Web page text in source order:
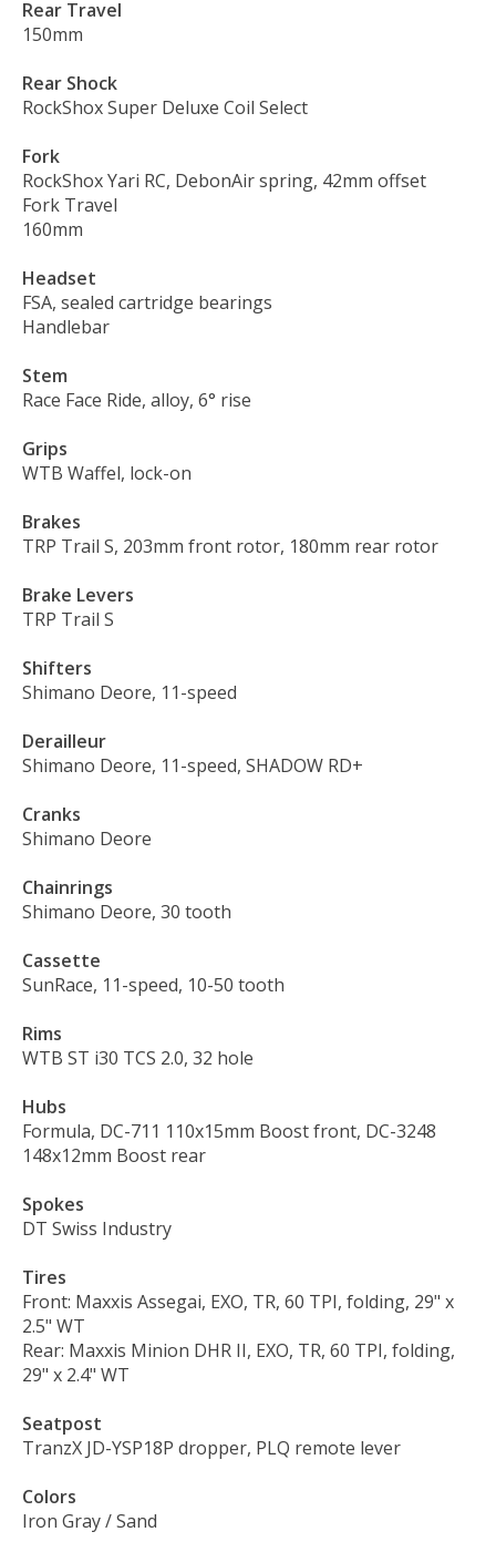
Rear Travel
150mm
Rear Shock
RockShox Super Deluxe Coil Select
Fork
RockShox Yari RC, DebonAir spring, 42mm offset
Fork Travel
160mm
Headset
FSA, sealed cartridge bearings
Handlebar
Stem
Race Face Ride, alloy, 6° rise
Grips
WTB Waffel, lock-on
Brakes
TRP Trail S, 203mm front rotor, 180mm rear rotor
Brake Levers
TRP Trail S
Shifters
Shimano Deore, 11-speed
Derailleur
Shimano Deore, 11-speed, SHADOW RD+
Cranks
Shimano Deore
Chainrings
Shimano Deore, 30 tooth
Cassette
SunRace, 11-speed, 10-50 tooth
Rims
WTB ST i30 TCS 2.0, 32 hole
Hubs
Formula, DC-711 110x15mm Boost front, DC-3248
148x12mm Boost rear
Spokes
DT Swiss Industry
Tires
Front: Maxxis Assegai, EXO, TR, 60 TPI, folding, 29" x
2.5" WT
Rear: Maxxis Minion DHR II, EXO, TR, 60 TPI, folding,
29" x 2.4" WT
Seatpost
TranzX JD-YSP18P dropper, PLQ remote lever
Colors
Iron Gray / Sand